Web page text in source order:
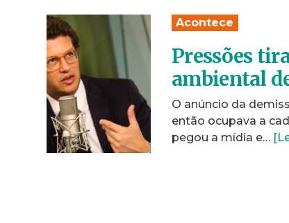
Acontece
Pressões
ambiental
O anúncio da
então ocupava a
pegou a mídia e…